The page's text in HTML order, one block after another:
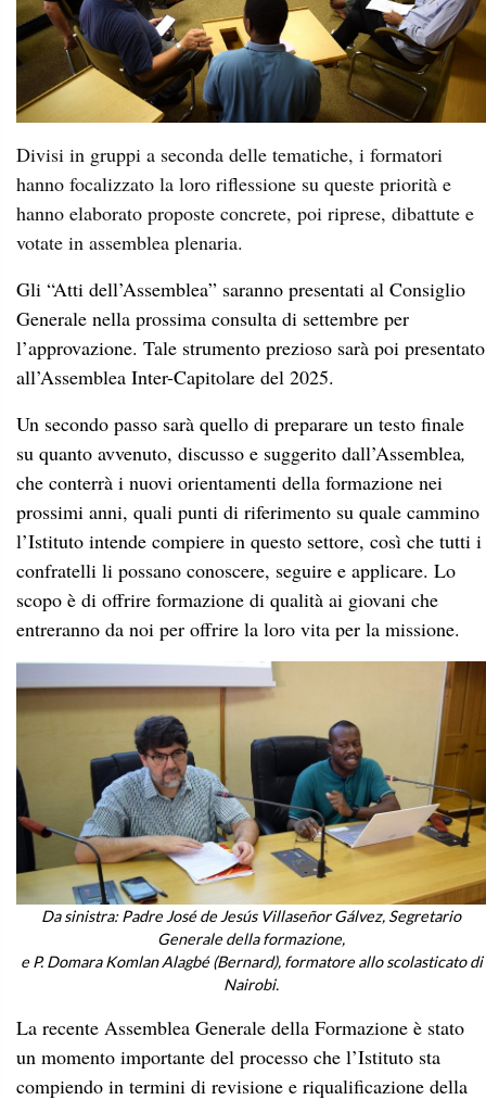
Divisi in gruppi a seconda delle tematiche, i formatori
hanno focalizzato la loro riflessione su queste priorità e
hanno elaborato proposte concrete, poi riprese, dibattute e
votate in assemblea plenaria.
Gli “Atti dell’Assemblea” saranno presentati al Consiglio
Generale nella prossima consulta di settembre per
l’approvazione. Tale strumento prezioso sarà poi presentato
all’Assemblea Inter-Capitolare del 2025.
Un secondo passo sarà quello di preparare un testo finale
su quanto avvenuto, discusso e suggerito dall’Assemblea,
che conterrà i nuovi orientamenti della formazione nei
prossimi anni, quali punti di riferimento su quale cammino
l’Istituto intende compiere in questo settore, così che tutti i
confratelli li possano conoscere, seguire e applicare. Lo
scopo è di offrire formazione di qualità ai giovani che
entreranno da noi per offrire la loro vita per la missione.
Da sinistra: Padre José de Jesús Villaseñor Gálvez, Segretario
Generale della formazione,
e P. Domara Komlan Alagbé (Bernard), formatore allo scolasticato di
Nairobi.
La recente Assemblea Generale della Formazione è stato
un momento importante del processo che l’Istituto sta
compiendo in termini di revisione e riqualificazione della